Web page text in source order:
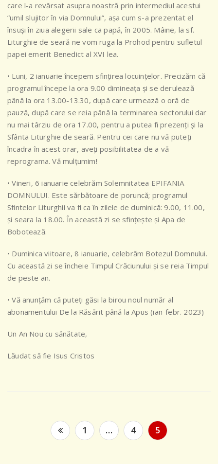
care l-a revărsat asupra noastră prin intermediul acestui
”umil slujitor în via Domnului”, așa cum s-a prezentat el
însuși în ziua alegerii sale ca papă, în 2005. Mâine, la sf.
Liturghie de seară ne vom ruga la Prohod pentru sufletul
papei emerit Benedict al XVI lea.
• Luni, 2 ianuarie începem sfințirea locuințelor. Precizăm că
programul începe la ora 9.00 dimineața și se derulează
până la ora 13.00-13.30, după care urmează o oră de
pauză, după care se reia până la terminarea sectorului dar
nu mai târziu de ora 17.00, pentru a putea fi prezenți și la
Sfânta Liturghie de seară. Pentru cei care nu vă puteți
încadra în acest orar, aveți posibilitatea de a vă
reprograma. Vă mulțumim!
• Vineri, 6 ianuarie celebrăm Solemnitatea EPIFANIA
DOMNULUI. Este sărbătoare de poruncă; programul
Sfintelor Liturghii va fi ca în zilele de duminică: 9.00, 11.00,
și seara la 18.00. În această zi se sfințește și Apa de
Bobotează.
• Duminica viitoare, 8 ianuarie, celebrăm Botezul Domnului.
Cu această zi se încheie Timpul Crăciunului și se reia Timpul
de peste an.
• Vă anunțăm că puteți găsi la birou noul număr al
abonamentului De la Răsărit până la Apus (ian-febr. 2023)
Un An Nou cu sănătate,
Lăudat să fie Isus Cristos
Paginație
articole
1 … 4 5